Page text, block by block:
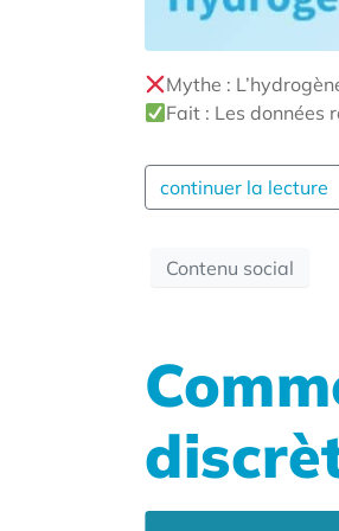
Mythe :
Fait : Les données
continuer la lecture
Contenu social